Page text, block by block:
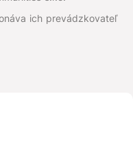
ich prevádzkovateľ